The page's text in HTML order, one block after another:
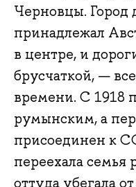
Черновцы. Город
принадлежал
в центре, и
брусчаткой, —
времени. С 1918
румынским, а
присоединен к
переехала
оттуда убегала